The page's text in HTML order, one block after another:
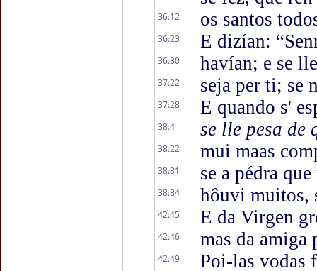
36:12 os santos
36:23 E dizían:
36:30 havían; e se
37:22 seja per ti; se
37:28 E quando s'
38:4 se lle pesa de
38:22 mui maas
38:81 se a pédra
38:84 hôuvi muitos,
42:45 E da Virgen
42:46 mas da
42:49 Poi-las vodas